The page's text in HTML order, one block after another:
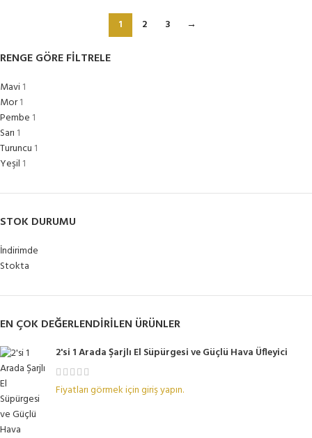
RENGE GÖRE FILTRELE
Mavi1
Mor1
Pembe 1
Sarı 1
Turuncu 1
Yeşil 1
STOK DURUMU
İndirimde
Stokta
EN ÇOK DEĞERLENDIRILEN ÜRÜNLER
2'si 1 Arada Şarjlı El Süpürgesi ve Güçlü Hava Üfleyici
Fiyatları görmek için giriş yapın.
1 2 3 →